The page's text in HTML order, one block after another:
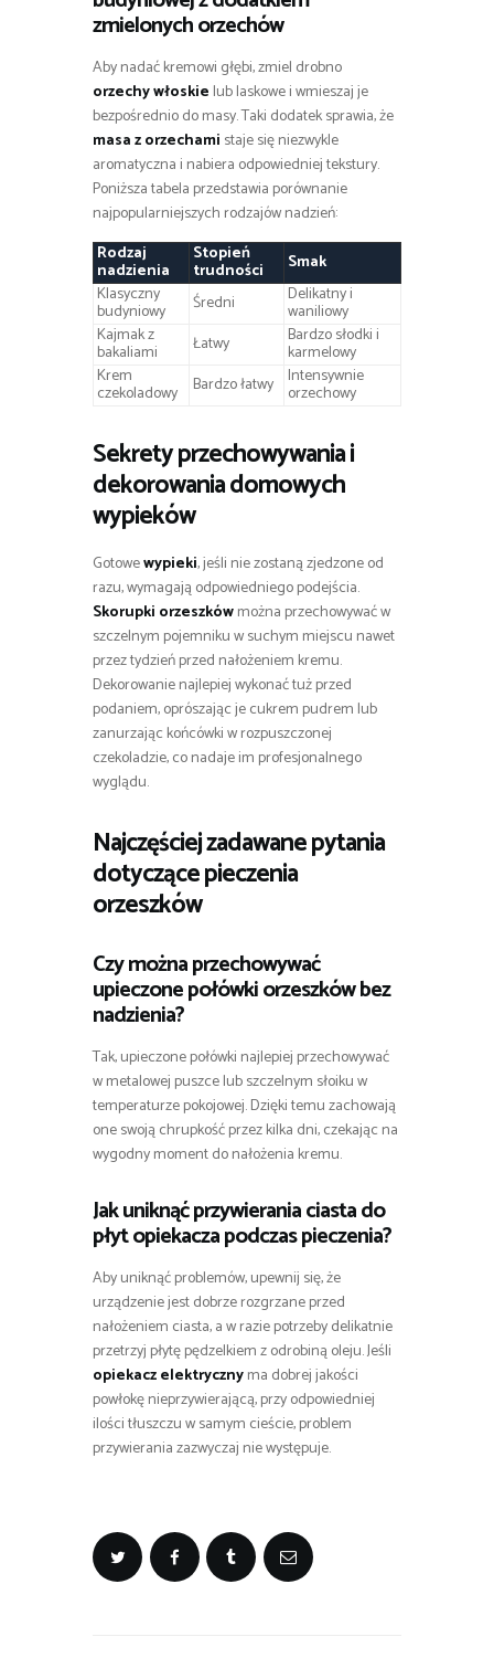
zmielonych orzechów
Aby nadać kremowi głębi, zmiel drobno
orzechy włoskie lub laskowe i wmieszaj je
bezpośrednio do masy. Taki dodatek sprawia, że
masa z orzechami staje się niezwykle
aromatyczna i nabiera odpowiedniej tekstury.
Poniższa tabela przedstawia porównanie
najpopularniejszych rodzajów nadzień:
Rodzaj
nadzienia
Stopień
trudności
Smak
Klasyczny
budyniowy Średni Delikatny i
waniliowy
Kajmak z
bakaliami Łatwy Bardzo słodki i
karmelowy
Krem
czekoladowy Bardzo łatwy Intensywnie
orzechowy
Sekrety przechowywania i
dekorowania domowych
wypieków
Gotowewypieki, jeśli nie zostaną zjedzone od
razu, wymagają odpowiedniego podejścia.
Skorupki orzeszkówmożna przechowywać w
szczelnym pojemniku w suchym miejscu nawet
przez tydzień przed nałożeniem kremu.
Dekorowanie najlepiej wykonać tuż przed
podaniem, oprószając je cukrem pudrem lub
zanurzając końcówki w rozpuszczonej
czekoladzie, co nadaje im profesjonalnego
wyglądu.
Najczęściej zadawane pytania
dotyczące pieczenia
orzeszków
Czy można przechowywać
upieczone połówki orzeszków bez
nadzienia?
Tak, upieczone połówki najlepiej przechowywać
w metalowej puszce lub szczelnym słoiku w
temperaturze pokojowej. Dzięki temu zachowają
one swoją chrupkość przez kilka dni, czekając na
wygodny moment do nałożenia kremu.
Jak uniknąć przywierania ciasta do
płyt opiekacza podczas pieczenia?
Aby uniknąć problemów, upewnij się, że
urządzenie jest dobrze rozgrzane przed
nałożeniem ciasta, a w razie potrzeby delikatnie
przetrzyj płytę pędzelkiem z odrobiną oleju. Jeśli
opiekacz elektrycznyma dobrej jakości
powłokę nieprzywierającą, przy odpowiedniej
ilości tłuszczu w samym cieście, problem
przywierania zazwyczaj nie występuje.